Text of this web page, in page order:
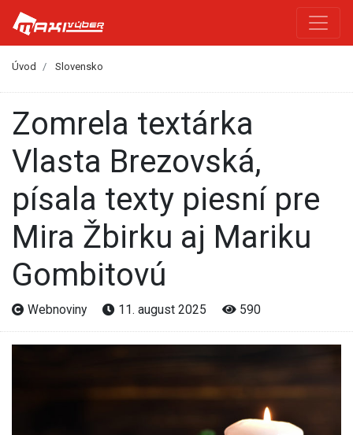
Úvod Slovensko
Zomrela textárka
Vlasta Brezovská,
písala texty piesní pre
Mira Žbirku aj Mariku
Gombitovú
Webnoviny 11. august 2025 590